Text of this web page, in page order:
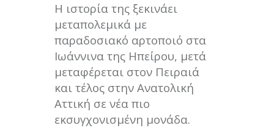
Η ιστορία της ξεκινάει
μεταπολεμικά με
παραδοσιακό αρτοποιό στα
Ιωάννινα της Ηπείρου, μετά
μεταφέρεται στον Πειραιά
και τέλος στην Ανατολική
Αττική σε νέα πιο
εκσυγχονισμένη μονάδα.